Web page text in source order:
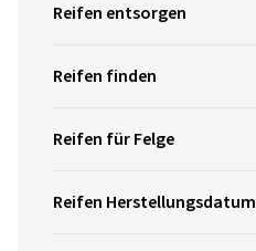
Reifen entsorgen
Reifen finden
Reifen für Felge
Reifen Herstellungsdatum